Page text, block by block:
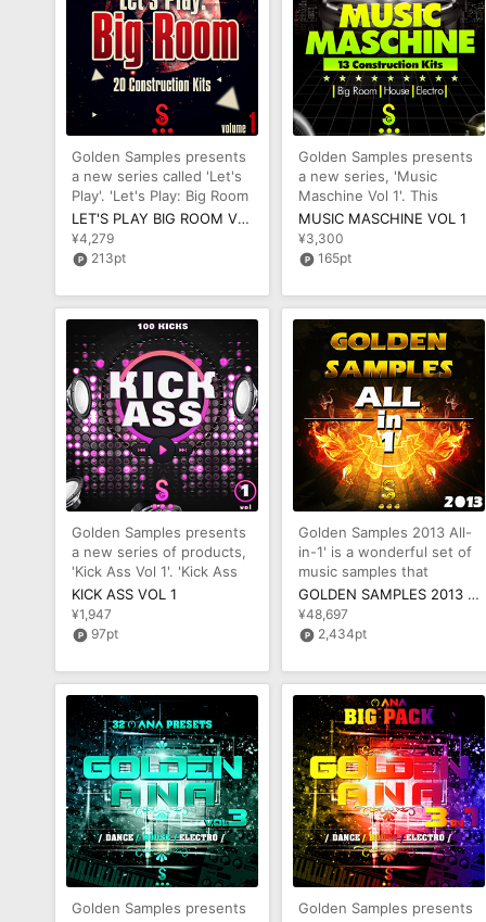
Golden Samples presents
a new series called 'Let's
Play'. 'Let's Play: Big Room
Vol 1' is the first
LET'S PLAY BIG ROOM VOL 1
¥4,279
213pt
Golden Samples presents
a new series, 'Music
Maschine Vol 1'. This
product includes 13
fantastic Con
MUSIC MASCHINE VOL 1
¥3,300
165pt
Golden Samples presents
a new series of products,
'Kick Ass Vol 1'. 'Kick Ass
Vol 1' contains 100 ki
KICK ASS VOL 1
¥1,947
97pt
Golden Samples 2013 All-
in-1' is a wonderful set of
music samples that
includes all the Golden
Sampl
GOLDEN SAMPLES 2013 ALL-IN-1
¥48,697
2,434pt
Golden Samples presents
Golden Samples presents